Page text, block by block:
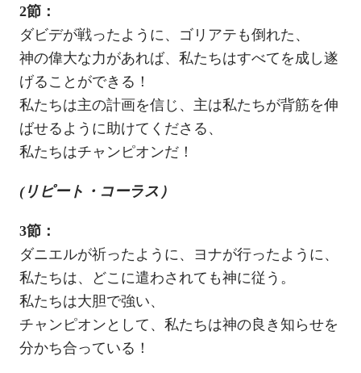
2節：
ダビデが戦ったように、ゴリアテも倒れた、
神の偉大な力があれば、私たちはすべてを成し遂
げることができる！
私たちは主の計画を信じ、主は私たちが背筋を伸
ばせるように助けてくださる、
私たちはチャンピオンだ！
(リピート・コーラス）
3節：
ダニエルが祈ったように、ヨナが行ったように、
私たちは、どこに遣わされても神に従う。
私たちは大胆で強い、
チャンピオンとして、私たちは神の良き知らせを
分かち合っている！